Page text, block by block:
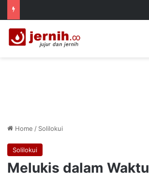
Home / Solilokui
Solilokui
Melukis dalam Waktu